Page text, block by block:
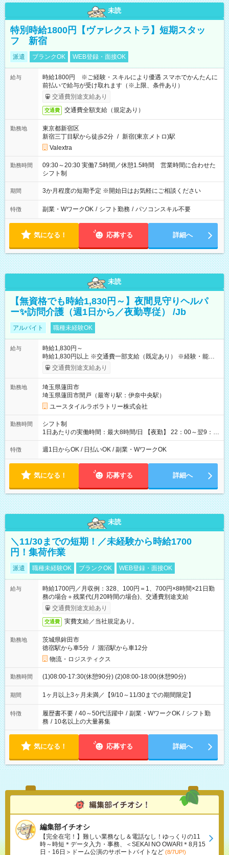
未読
特別時給1800円【ヴァレクストラ】短期スタッ
フ 新宿
派遣 ブランクOK WEB登録・面接OK
給与
時給1800円 ※ご経験・スキルにより優遇 スマホでかんたんに
前払いで給与が受け取れます（※上限、条件あり）
交通費別途支給あり
交通費 交通費全額支給（規定あり）
勤務地
東京都新宿区
新宿三丁目駅から徒歩2分 / 新宿(東京メトロ)駅
Valextra
勤務時間
09:30～20:30 実働7.5時間／休憩1.5時間 営業時間に合わせた
シフト制
期間 3か月程度の短期予定 ※開始日はお気軽にご相談ください
特徴 副業・WワークOK / シフト勤務 / パソコンスキル不要
気になる！ 応募する 詳細へ
未読
【無資格でも時給1,830円～】夜間見守りヘルパ
ー✨訪問介護（週1日から／夜勤専従） /Jb
アルバイト 職種未経験OK
給与
時給1,830円～
時給1,830円以上 ※交通費一部支給（既定あり） ※経験・能力を
考慮して決定します 【収入例】 週1回勤務の場合：1,830円×8時
間×4回=5万8,560円 週3回勤務の場合：1,830円×8時間×12回
月 ※ 雇用形態と給与に、本採用時と異なる部分があります。 雇
用形態：本採用時と同じです。 給与：時給 1,580円以上
交通費別途支給あり
勤務地
埼玉県蓮田市
埼玉県蓮田市閏戸（最寄り駅：伊奈中央駅）
ユースタイルラボラトリー株式会社
勤務時間
シフト制
1日あたりの実働時間：最大8時間/日 【夜勤】 22：00～翌9：
00 ※週1日～OK ／ 夜勤専従 ＊＊ 勤務時間例 ＊＊ ■22時か
ら翌7時 ■23時から翌8時 ■24時から翌9時 など ※上記の時間
ます。 ※曜日固定（毎週同じ曜日での勤務となります）
特徴 週1日からOK / 日払いOK / 副業・WワークOK
気になる！ 応募する 詳細へ
未読
＼11/30までの短期！／未経験から時給1700
円！集荷作業
派遣 職種未経験OK ブランクOK WEB登録・面接OK
給与
時給1700円／月収例：328、100円＝1、700円×8時間×21日勤
務の場合＋残業代(月20時間の場合)、交通費別途支給
交通費別途支給あり
交通費 実費支給／当社規定あり。
勤務地
茨城県鉾田市
徳宿駅から車5分 / 涸沼駅から車12分
物流・ロジスティクス
勤務時間 (1)08:00-17:30(休憩90分) (2)08:00-18:00(休憩90分)
期間 1ヶ月以上3ヶ月未満／【9/10～11/30までの期間限定】
特徴 履歴書不要 / 40～50代活躍中 / 副業・WワークOK / シフト勤
務 / 10名以上の大量募集
気になる！ 応募する 詳細へ
編集部イチオシ
【完全在宅！】難しい業務なし＆電話なし！ゆっくりの11
時～時短＊データ入力・事務、＜SEKAI NO OWARI＊8月15
日・16日＞ドーム公演のサポートバイトなど (8/7UP!)